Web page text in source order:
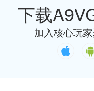
下载
加入核心玩